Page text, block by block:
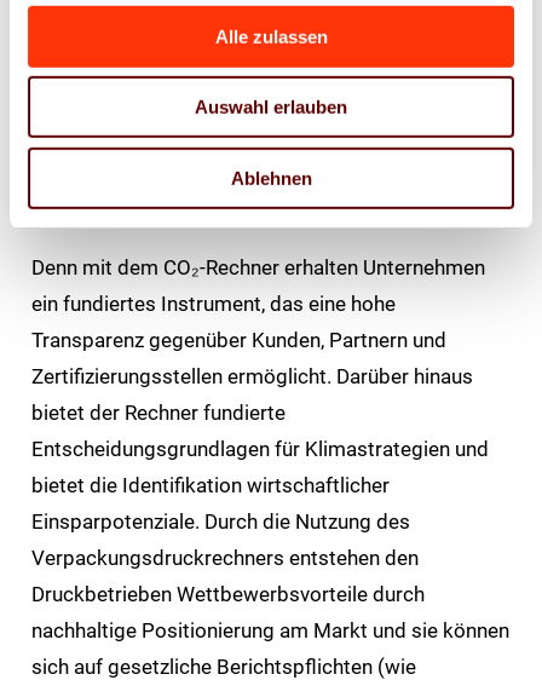
Alle zulassen
Auswahl erlauben
Ablehnen
Klimainitiative der Druck- und Medienverbände zu
den Vorteilen des Verpackungsdruckrechners: „Mit
dem neuen CO₂-Rechner für den Verpackungsdruck
bietet die Klimainitiative ein innovatives Werkzeug,
das ökologisches Engagement messbar macht und
Unternehmen zukunftssicher aufstellt.“
Denn mit dem CO₂-Rechner erhalten Unternehmen
ein fundiertes Instrument, das eine hohe
Transparenz gegenüber Kunden, Partnern und
Zertifizierungsstellen ermöglicht. Darüber hinaus
bietet der Rechner fundierte
Entscheidungsgrundlagen für Klimastrategien und
bietet die Identifikation wirtschaftlicher
Einsparpotenziale. Durch die Nutzung des
Verpackungsdruckrechners entstehen den
Druckbetrieben Wettbewerbsvorteile durch
nachhaltige Positionierung am Markt und sie können
sich auf gesetzliche Berichtspflichten (wie